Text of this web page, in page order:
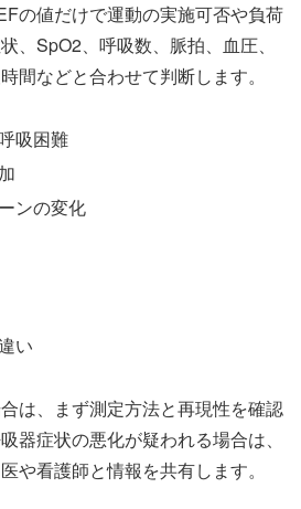
の値だけで運動の実施可否や負荷
、SpO2、呼吸数、脈拍、血圧、
間などと合わせて判断します。
吸困難
ンの変化
い
は、まず測定方法と再現性を確認
器症状の悪化が疑われる場合は、
や看護師と情報を共有します。